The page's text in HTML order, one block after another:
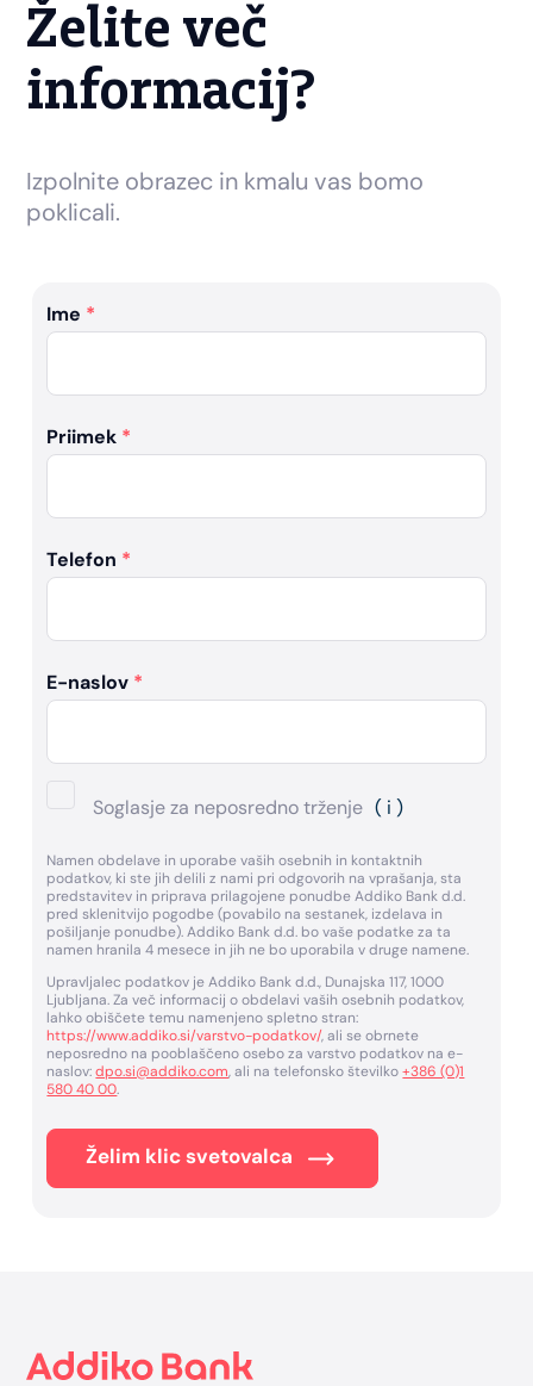
Želite več
informacij?
Izpolnite obrazec in kmalu vas bomo
poklicali.
Ime *
Priimek *
Telefon *
E-naslov *
Soglasje za neposredno trženje ( i )
Namen obdelave in uporabe vaših osebnih in kontaktnih
podatkov, ki ste jih delili z nami pri odgovorih na vprašanja, sta
predstavitev in priprava prilagojene ponudbe Addiko Bank d.d.
pred sklenitvijo pogodbe (povabilo na sestanek, izdelava in
pošiljanje ponudbe). Addiko Bank d.d. bo vaše podatke za ta
namen hranila 4 mesece in jih ne bo uporabila v druge namene.
Upravljalec podatkov je Addiko Bank d.d., Dunajska 117, 1000
Ljubljana. Za več informacij o obdelavi vaših osebnih podatkov,
lahko obiščete temu namenjeno spletno stran:
https://www.addiko.si/varstvo-podatkov/, ali se obrnete
neposredno na pooblaščeno osebo za varstvo podatkov na e-
naslov:dpo.si@addiko.com, ali na telefonsko številko+386 (0)1
580 40 00.
Želim klic svetovalca